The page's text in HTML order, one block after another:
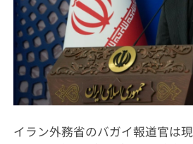
イラン外務省のバガイ報道官は